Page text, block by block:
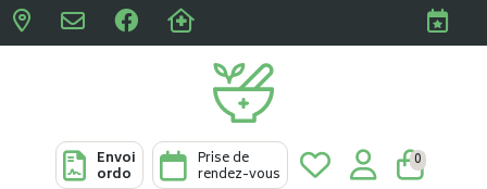
Pharmacies Clabots &
Envoi
ordo
Prise de
rendez-vous
0